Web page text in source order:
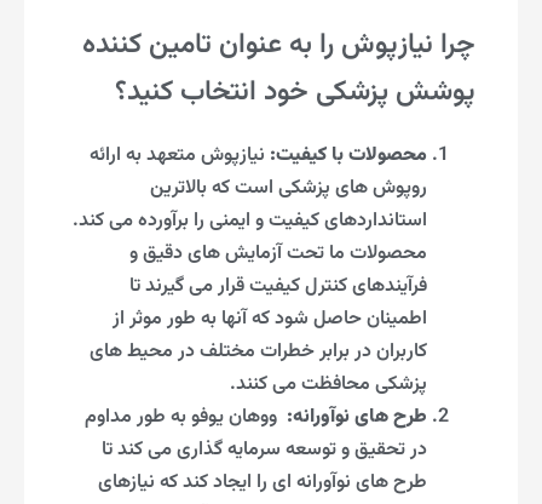
چرا نیازپوش را به عنوان تامین کننده
پوشش پزشکی خود انتخاب کنید؟
محصولات با کیفیت: نیازپوش متعهد به ارائه
روپوش های پزشکی است که بالاترین
استانداردهای کیفیت و ایمنی را برآورده می کند.
محصولات ما تحت آزمایش های دقیق و
فرآیندهای کنترل کیفیت قرار می گیرند تا
اطمینان حاصل شود که آنها به طور موثر از
کاربران در برابر خطرات مختلف در محیط های
پزشکی محافظت می کنند.
طرح های نوآورانه: ووهان یوفو به طور مداوم
در تحقیق و توسعه سرمایه گذاری می کند تا
طرح های نوآورانه ای را ایجاد کند که نیازهای